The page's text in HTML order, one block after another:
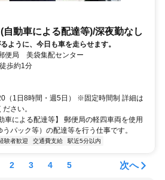
動車による配達等)/深夜勤なし
ように、今日も車を走らせます。
便局 美袋集配センター
歩約1分
（1日8時間・週5日） ※固定時間制 詳細は
さい。
車による配達等】 郵便局の軽四車両を使用
パック等）の配達等を行う仕事です。
験者歓迎 交通費支給 駅近5分以内
2 3 4 5 次へ